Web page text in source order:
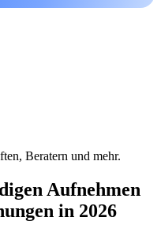
Beratern und mehr.
Aufnehmen
in 2026